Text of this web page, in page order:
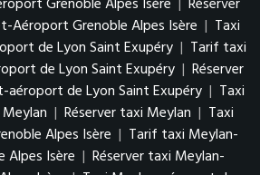
Grenoble Alpes Isère | Réserver
Aéroport Grenoble Alpes Isère | Taxi
de Lyon Saint Exupéry | Tarif taxi
de Lyon Saint Exupéry | Réserver
aéroport de Lyon Saint Exupéry | Taxi
| Réserver taxi Meylan | Taxi
Alpes Isère | Tarif taxi Meylan-
Alpes Isère | Réserver taxi Meylan-